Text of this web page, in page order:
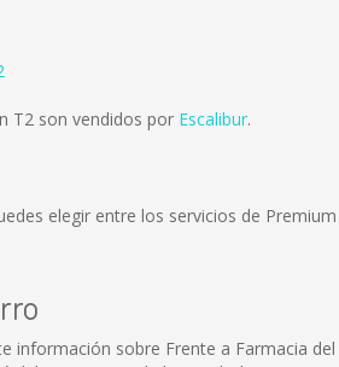
T2 son vendidos por Escalibur.
elegir entre los servicios de
información sobre Frente a Farmacia